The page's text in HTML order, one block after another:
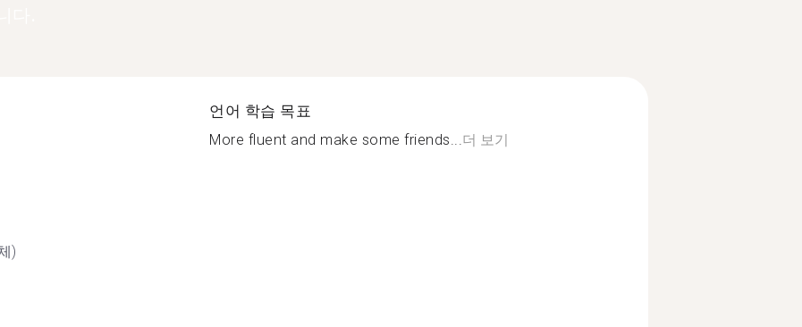
)
언어 학습 목표
More fluent and make some friends... 더 보기